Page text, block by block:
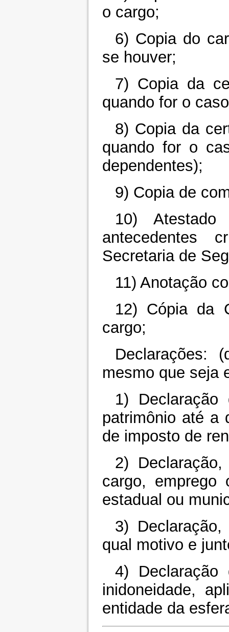
o cargo;
6) Copia do
se houver;
7) Copia da
quando for o
8) Copia da
quando for o
dependentes);
9) Copia de
10)
antecedentes
Secretaria de
11) Anotação
12) Cópia da
cargo;
Declarações:
mesmo que seja
1)
patrimônio até a
de imposto de
2)
cargo, emprego
estadual ou
3)
qual motivo e
4)
inidoneidade,
entidade da